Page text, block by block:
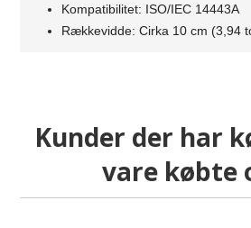
Kompatibilitet: ISO/IEC 14443A
Rækkevidde: Cirka 10 cm (3,94
Kunder der har
vare købte